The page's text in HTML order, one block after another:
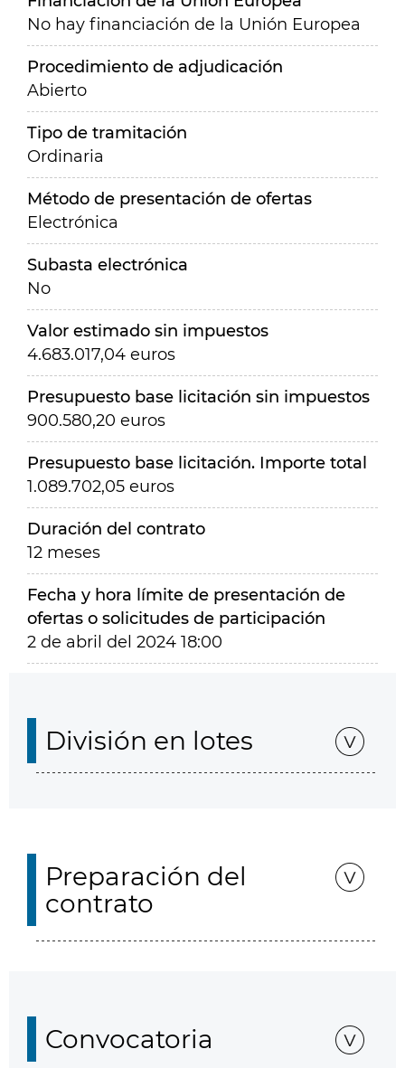
No hay financiación de la Unión Europea
Procedimiento de adjudicación
Abierto
Tipo de tramitación
Ordinaria
Método de presentación de ofertas
Electrónica
Subasta electrónica
No
Valor estimado sin impuestos
4.683.017,04 euros
Presupuesto base licitación sin impuestos
900.580,20 euros
Presupuesto base licitación. Importe total
1.089.702,05 euros
Duración del contrato
12 meses
Fecha y hora límite de presentación de
ofertas o solicitudes de participación
2 de abril del 2024 18:00
División en lotes
Preparación del
contrato
Convocatoria